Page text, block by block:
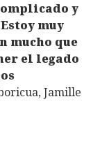
y
muy
mucho que
el legado
Jamille